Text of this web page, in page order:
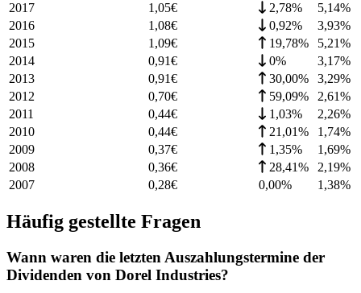
2017
1,05€ 2,78% 5,14%
2016
1,08€ 0,92% 3,93%
2015
1,09€ 19,78% 5,21%
2014
0,91€ 0% 3,17%
2013
0,91€ 30,00% 3,29%
2012
0,70€ 59,09% 2,61%
2011
0,44€ 1,03% 2,26%
2010
0,44€ 21,01% 1,74%
2009
0,37€ 1,35% 1,69%
2008
0,36€ 28,41% 2,19%
2007
0,28€ 0,00% 1,38%
Häufig gestellte Fragen
Wann waren die letzten Auszahlungstermine der
Dividenden von Dorel Industries?